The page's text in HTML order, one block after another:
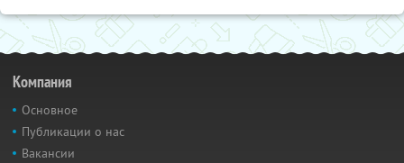
Компания
Основное
Публикации о нас
Вакансии